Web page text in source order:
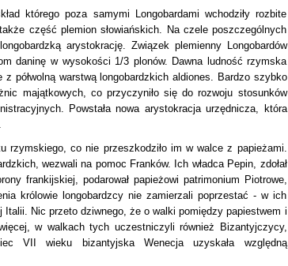
którego poza samymi Longobardami wchodziły rozbite
część plemion słowiańskich. Na czele poszczególnych
arystokrację. Związek plemienny Longobardów
daninę w wysokości 1/3 plonów. Dawna ludność rzymska
półwolną warstwą longobardzkich aldiones. Bardzo szybko
majątkowych, co przyczyniło się do rozwoju stosunków
Powstała nowa arystokracja urzędnicza, która
rzymskiego, co nie przeszkodziło im w walce z papieżami.
wezwali na pomoc Franków. Ich władca Pepin, zdołał
frankijskiej, podarował papieżowi patrimonium Piotrowe,
królowie longobardzcy nie zamierzali poprzestać - w ich
Italii. Nic przeto dziwnego, że o walki pomiędzy papiestwem i
w walkach tych uczestniczyli również Bizantyjczycy,
VII wieku bizantyjska Wenecja uzyskała względną